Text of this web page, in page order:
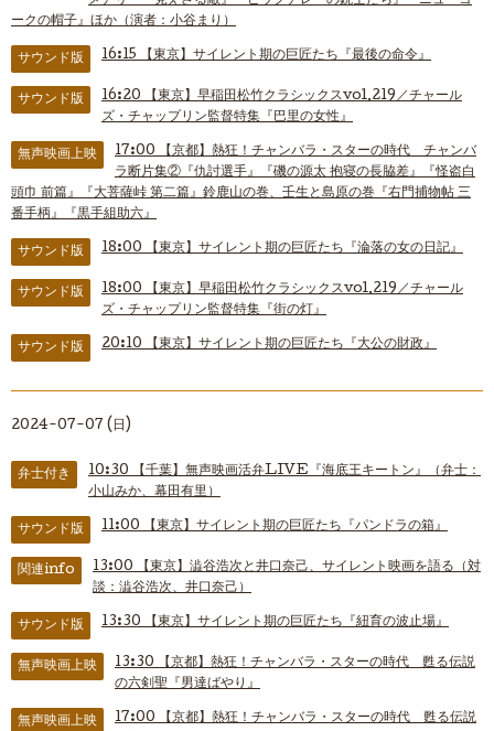
ークの帽子』ほか（演者：小谷まり）
サウンド版 16:15 【東京】サイレント期の巨匠たち『最後の命令』
サウンド版 16:20
【東京】早稲田松竹クラシックスvol.219／チャール
ズ・チャップリン監督特集『巴里の女性』
無声映画上映 17:00
【京都】熱狂！チャンバラ・スターの時代 チャンバ
ラ断片集②『仇討選手』『磯の源太 抱寝の長脇差』『怪盗白
頭巾 前篇』『大菩薩峠 第二篇』鈴鹿山の巻、壬生と島原の巻『右門捕物帖 三
番手柄』『黒手組助六』
サウンド版 18:00 【東京】サイレント期の巨匠たち『淪落の女の日記』
サウンド版 18:00
【東京】早稲田松竹クラシックスvol.219／チャール
ズ・チャップリン監督特集『街の灯』
サウンド版 20:10 【東京】サイレント期の巨匠たち『大公の財政』
2024-07-07 (日)
弁士付き 10:30
【千葉】無声映画活弁LIVE『海底王キートン』（弁士：
小山みか、幕田有里）
サウンド版 11:00 【東京】サイレント期の巨匠たち『パンドラの箱』
関連info 13:00
【東京】澁谷浩次と井口奈己、サイレント映画を語る（対
談：澁谷浩次、井口奈己）
サウンド版 13:30 【東京】サイレント期の巨匠たち『紐育の波止場』
無声映画上映 13:30
【京都】熱狂！チャンバラ・スターの時代 甦る伝説
の六剣聖『男達ばやり』
無声映画上映 17:00
【京都】熱狂！チャンバラ・スターの時代 甦る伝説